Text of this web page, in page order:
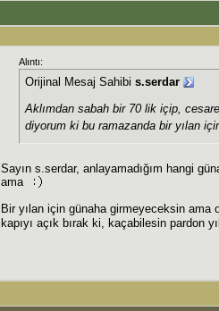
Alıntı:
Orijinal Mesaj Sahibis.serdar
Aklımdan sabah bir 70 lik içip,
diyorum ki bu ramazanda bir yılan
Sayın s.serdar, anlayamadığım hangi
ama
Bir yılan için günaha girmeyeceksin ama
kapıyı açık bırak ki, kaçabilesin pardon